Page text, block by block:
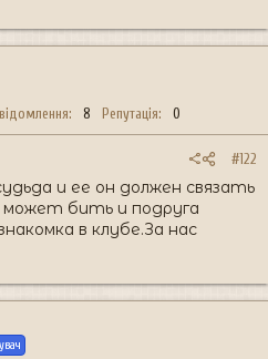
Ведь на свете
бы почти никто не нашел
из нас в этом мире
потому, что, если человек
первой же неудаче в
решить, что «ошибочка
и надо продолжать
заключаются на небесах» в
который понимает, что его
и то, что брак для
если люди, подойдя к
8 Репутація 0
#122
и ее он должен связать
бить и подруга
в клубе.За нас